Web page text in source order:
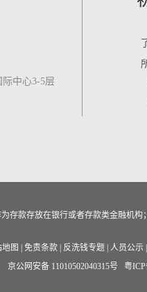
中心3-5层
存款存放在银行或者存款类金融机
地图 免责条款 反洗钱专题 人员公示
京公网安备 11010502040315号
粤ICP